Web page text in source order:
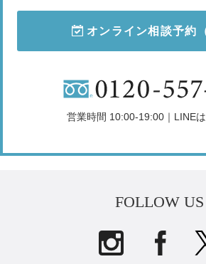
オンライン相談予約
営業時間 10:00-19:00｜LINE
FOLLOW US